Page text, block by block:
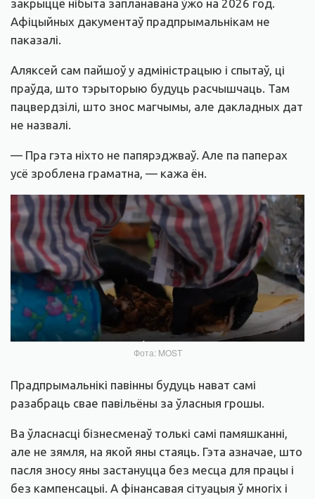
закрыццё нібыта запланавана ўжо на 2026 год.
Афіцыйных дакументаў прадпрымальнікам не
паказалі.
Аляксей сам пайшоў у адміністрацыю і спытаў, ці
праўда, што тэрыторыю будуць расчышчаць. Там
пацвердзілі, што знос магчымы, але дакладных дат
не назвалі.
— Пра гэта ніхто не папярэджваў. Але па паперах
усё зроблена граматна, — кажа ён.
Фота: MOST
Прадпрымальнікі павінны будуць нават самі
разабраць свае павільёны за ўласныя грошы.
Ва ўласнасці бізнесменаў толькі самі памяшканні,
але не зямля, на якой яны стаяць. Гэта азначае, што
пасля зносу яны застануцца без месца для працы і
без кампенсацыі. А фінансавая сітуацыя ў многіх і